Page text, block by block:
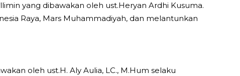
yang dibawakan oleh ust.Heryan Ardhi Kusuma.
Raya, Mars Muhammadiyah, dan melantunkan
oleh ust.H. Aly Aulia, LC., M.Hum selaku